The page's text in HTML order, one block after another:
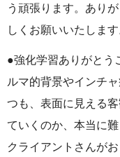
う頑張ります。あり
しくお願いいたします
●強化学習ありがとう
ルマ的背景やインチ
つも、表面に見える
ていくのか、本当に
クライアントさんが